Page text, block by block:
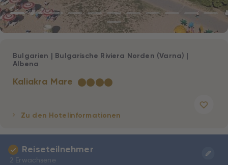
Kaliakra Mare ★★★★
Bulgarien | Bulgarische Riviera Norden (Varna) |
Albena
Zu den Hotelinformationen
Reiseteilnehmer
2 Erwachsene